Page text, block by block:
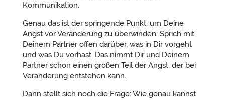
Kommunikation.
Genau das ist der springende Punkt, um Deine
Angst vor Veränderung zu überwinden: Sprich mit
Deinem Partner offen darüber, was in Dir vorgeht
und was Du vorhast. Das nimmt Dir und Deinem
Partner schon einen großen Teil der Angst, der bei
Veränderung entstehen kann.
Dann stellt sich noch die Frage: Wie genau kannst